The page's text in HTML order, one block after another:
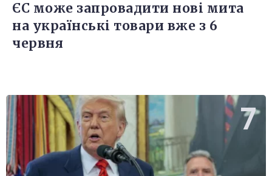
ЄС може запровадити нові мита
на українські товари вже з 6
червня